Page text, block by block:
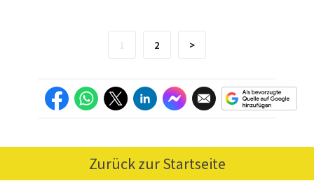
2 >
Zurück zur Startseite